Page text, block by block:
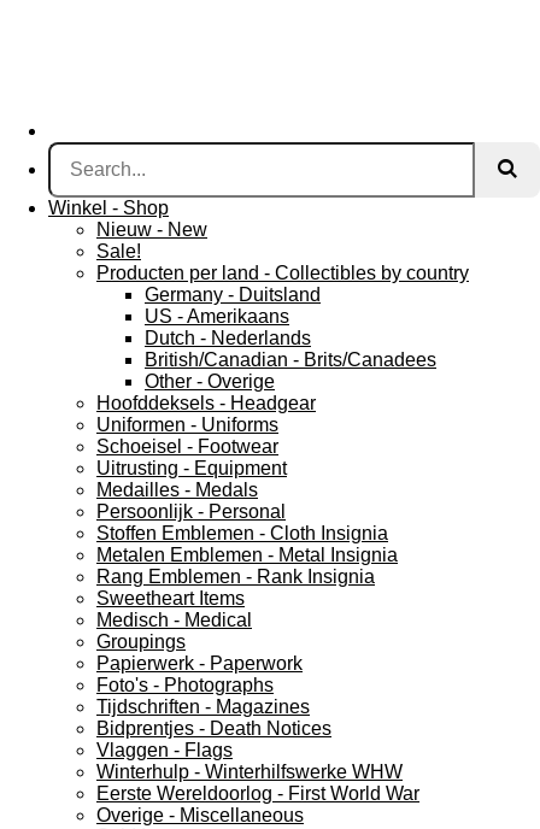
Winkel - Shop
Nieuw - New
Sale!
Producten per land - Collectibles by country
Germany - Duitsland
US - Amerikaans
Dutch - Nederlands
British/Canadian - Brits/Canadees
Other - Overige
Hoofddeksels - Headgear
Uniformen - Uniforms
Schoeisel - Footwear
Uitrusting - Equipment
Medailles - Medals
Persoonlijk - Personal
Stoffen Emblemen - Cloth Insignia
Metalen Emblemen - Metal Insignia
Rang Emblemen - Rank Insignia
Sweetheart Items
Medisch - Medical
Groupings
Papierwerk - Paperwork
Foto's - Photographs
Tijdschriften - Magazines
Bidprentjes - Death Notices
Vlaggen - Flags
Winterhulp - Winterhilfswerke WHW
Eerste Wereldoorlog - First World War
Overige - Miscellaneous